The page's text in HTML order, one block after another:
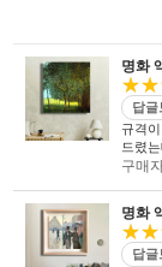
숙련된 작업자들로 구성되뒷묻
명화
답글
규격
드렸
구매
명화
답글